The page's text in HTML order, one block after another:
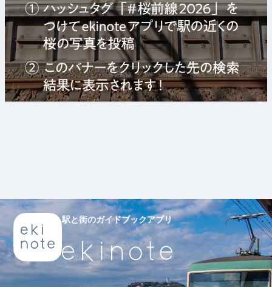
駅と街のガイドブックアプリ